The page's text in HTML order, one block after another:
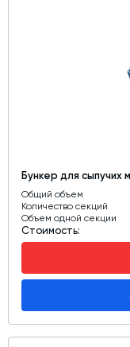
Бункер для сыпучих
Общий объем
Количество секций
Объем одной секции
Стоимость: